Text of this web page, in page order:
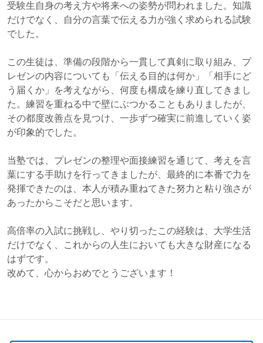
受験生自身の考え方や将来への姿勢が問われました。知識
だけでなく、自分の言葉で伝える力が強く求められる試験
でした。
この生徒は、準備の段階から一貫して真剣に取り組み、プ
レゼンの内容についても「伝える目的は何か」「相手にど
う届くか」を考えながら、何度も構成を練り直してきまし
た。練習を重ねる中で壁にぶつかることもありましたが、
その都度改善点を見つけ、一歩ずつ確実に前進していく姿
が印象的でした。
当塾では、プレゼンの整理や面接練習を通じて、考えを言
葉にする手助けを行ってきましたが、最終的に本番で力を
発揮できたのは、本人が積み重ねてきた努力と粘り強さが
あったからこそだと思います。
高倍率の入試に挑戦し、やり切ったこの経験は、大学生活
だけでなく、これからの人生においても大きな財産になる
はずです。
改めて、心からおめでとうございます！